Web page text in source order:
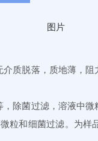
质脱落，质地薄，阻
除菌过滤，溶液中微
粒和细菌过滤。为样